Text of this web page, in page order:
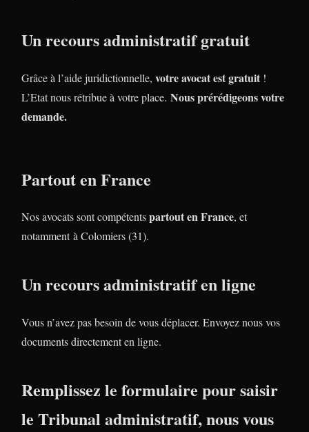
Un recours administratif gratuit
Grâce à l’aide juridictionnelle, votre avocat est gratuit !
L’Etat nous rétribue à votre place. Nous prérédigeons votre
demande.
Partout en France
Nos avocats sont compétentspartout en France, et
notamment à Colomiers (31).
Un recours administratif en ligne
Vous n’avez pas besoin de vous déplacer. Envoyez nous vos
documents directement en ligne.
Remplissez le formulaire pour saisir
le Tribunal administratif, nous vous